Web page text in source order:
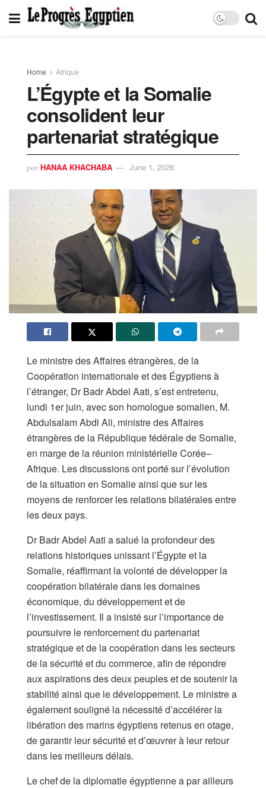
Home Afrique
L’Égypte et la Somalie
consolident leur
partenariat stratégique
par HANAA KHACHABA June 1, 2026
Le ministre des Affaires étrangères, de la
Coopération internationale et des Égyptiens à
l’étranger, Dr Badr Abdel Aati, s’est entretenu,
lundi 1er juin, avec son homologue somalien, M.
Abdulsalam Abdi Ali, ministre des Affaires
étrangères de la République fédérale de Somalie,
en marge de la réunion ministérielle Corée–
Afrique. Les discussions ont porté sur l’évolution
de la situation en Somalie ainsi que sur les
moyens de renforcer les relations bilatérales entre
les deux pays.
Dr Badr Abdel Aati a salué la profondeur des
relations historiques unissant l’Égypte et la
Somalie, réaffirmant la volonté de développer la
coopération bilatérale dans les domaines
économique, du développement et de
l’investissement. Il a insisté sur l’importance de
poursuivre le renforcement du partenariat
stratégique et de la coopération dans les secteurs
de la sécurité et du commerce, afin de répondre
aux aspirations des deux peuples et de soutenir la
stabilité ainsi que le développement. Le ministre a
également souligné la nécessité d’accélérer la
libération des marins égyptiens retenus en otage,
de garantir leur sécurité et d’œuvrer à leur retour
dans les meilleurs délais.
Le chef de la diplomatie égyptienne a par ailleurs